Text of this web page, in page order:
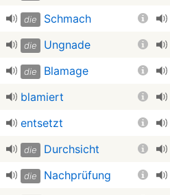
die Schmach
die Ungnade
die Blamage
blamiert
entsetzt
die Durchsicht
die Nachprüfung